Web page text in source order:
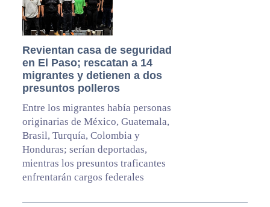
Revientan casa de seguridad
en El Paso; rescatan a 14
migrantes y detienen a dos
presuntos polleros
Entre los migrantes había personas
originarias de México, Guatemala,
Brasil, Turquía, Colombia y
Honduras; serían deportadas,
mientras los presuntos traficantes
enfrentarán cargos federales